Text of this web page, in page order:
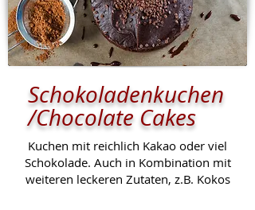
Schokoladenkuchen
/Chocolate Cakes
Kuchen mit reichlich Kakao oder viel
Schokolade. Auch in Kombination mit
weiteren leckeren Zutaten, z.B. Kokos